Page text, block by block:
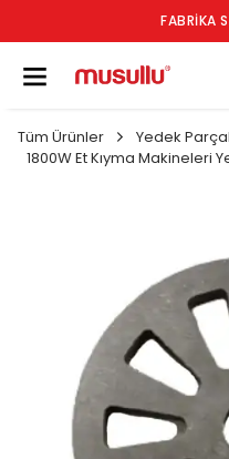
FABRİKA
Tüm Ürünler Yedek
1800W Et Kıyma Makineleri